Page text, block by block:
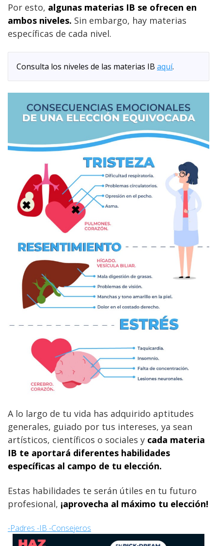
Por esto, algunas materias IB se ofrecen en
ambos niveles. Sin embargo, hay materias
específicas de cada nivel.
Consulta los niveles de las materias IB aquí.
A lo largo de tu vida has adquirido aptitudes
generales, guiado por tus intereses, ya sean
artísticos, científicos o sociales y cada materia
IB te aportará diferentes habilidades
específicas al campo de tu elección.
Estas habilidades te serán útiles en tu futuro
profesional, ¡aprovecha al máximo tu elección!
-Padres -IB -Consejeros